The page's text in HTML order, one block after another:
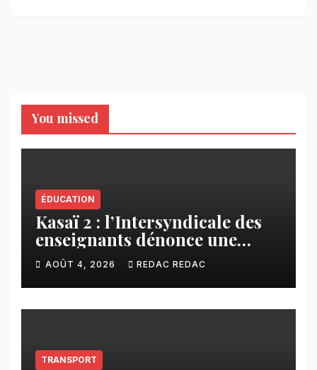
You missed
ÉDUCATION
Kasaï 2 : l’Intersyndicale des
enseignants dénonce une
contribution financière
imposée aux écoles de la
CNCA
AOÛT 4, 2026 REDAC REDAC
TRANSPORT